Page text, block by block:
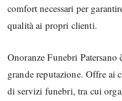
comfort necessari per
qualità ai propri clienti.
Onoranze Funebri Patersano
grande reputazione. Offre ai
di servizi funebri, tra cui